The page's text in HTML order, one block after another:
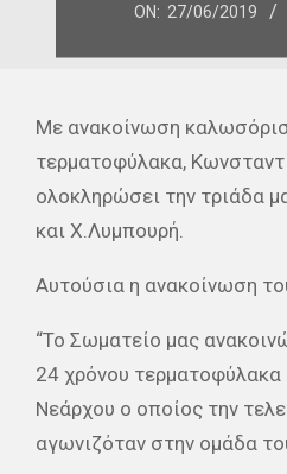
ON: 27/06/2019
Με ανακοίνωση
τερματοφύλακα,
ολοκληρώσει την τριάδα
και Χ.Λυμπουρή.
Αυτούσια η ανακοίνωση
“Το Σωματείο μας
24 χρόνου τερματοφύλακα
Νεάρχου ο οποίος την
αγωνιζόταν στην ομάδα